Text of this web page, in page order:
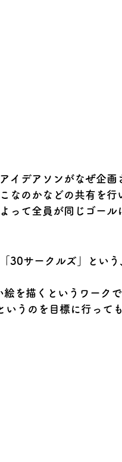
イデアソンがなぜ企画
なのかなどの共有を行
って全員が同じゴール
「30サークルズ」
とい
を描くというワーク
うのを目標に行って